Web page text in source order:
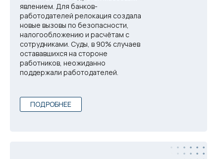
явлением. Для банков-
работодателей релокация создала
новые вызовы по безопасности,
налогообложению и расчётам с
сотрудниками. Суды, в 90% случаев
остававшихся на стороне
работников, неожиданно
поддержали работодателей.
ПОДРОБНЕЕ